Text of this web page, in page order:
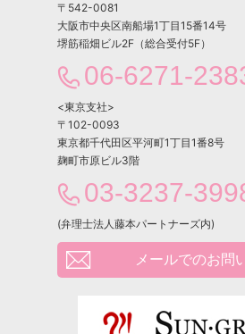
〒542-0081
大阪市中央区南船場1丁目15番14号
堺筋稲畑ビル2F（総合受付5F）
06-6271-
<東京支社>
〒102-0093
東京都千代田区平河町1丁目1番8号
麹町市原ビル3階
03-3237-
(弁理士法人藤本パートナーズ内)
メールでのお問